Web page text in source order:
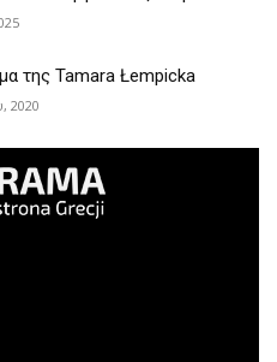
της Tamara Łempicka
2020